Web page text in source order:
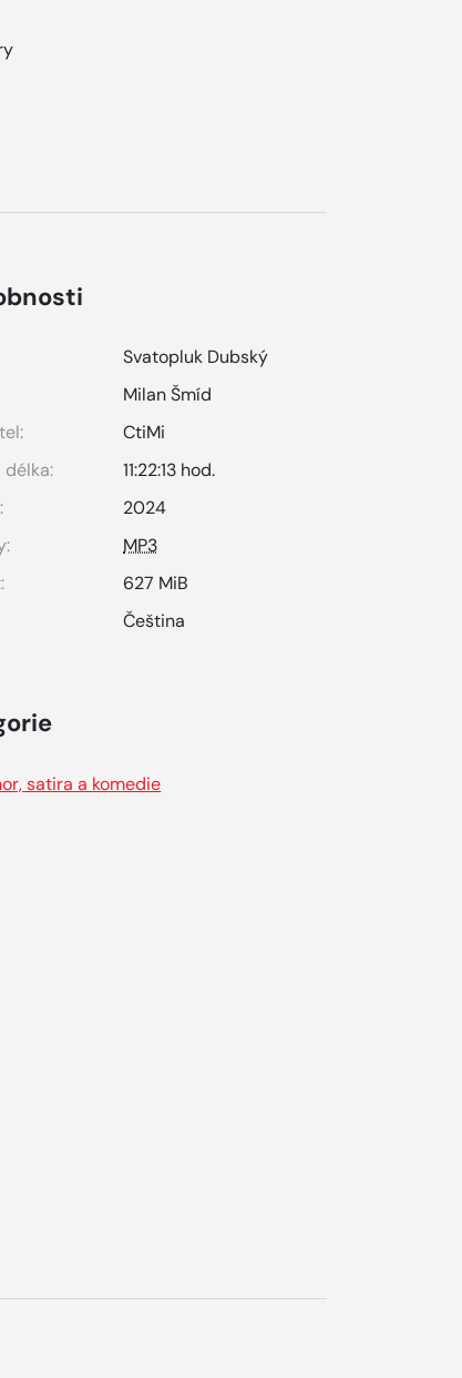
Svatopluk Dubský
Milan Šmíd
CtiMi
délka:
11:22:13 hod.
2024
MP3
627 MiB
Čeština
satira a komedie